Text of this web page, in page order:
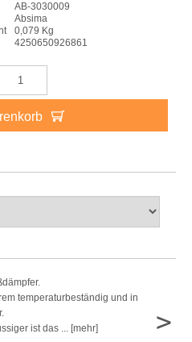
AB-3030009
Absima
0,079 Kg
4250650926861
temperaturbeständig und in
ist das ... [mehr]
>